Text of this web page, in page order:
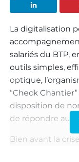
La digitalisation
salariés du BTP,
outils simples,
optique,
“Check
disposition de
de répondre aux
Bien avant la